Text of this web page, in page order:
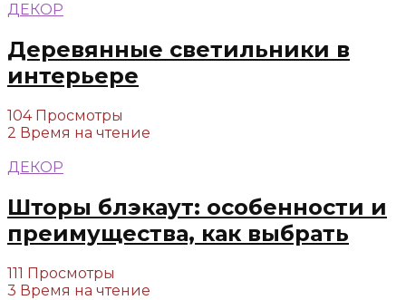
ДЕКОР
Деревянные светильники в
интерьере
104 Просмотры
2 Время на чтение
ДЕКОР
Шторы блэкаут: особенности и
преимущества, как выбрать
111 Просмотры
3 Время на чтение